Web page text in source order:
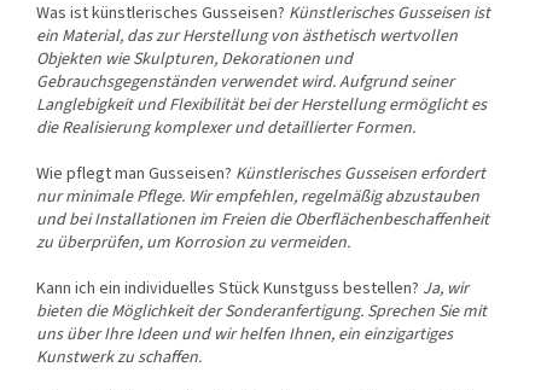
Was ist künstlerisches Gusseisen? Künstlerisches Gusseisen ist
ein Material, das zur Herstellung von ästhetisch wertvollen
Objekten wie Skulpturen, Dekorationen und
Gebrauchsgegenständen verwendet wird. Aufgrund seiner
Langlebigkeit und Flexibilität bei der Herstellung ermöglicht es
die Realisierung komplexer und detaillierter Formen.
Wie pflegt man Gusseisen? Künstlerisches Gusseisen erfordert
nur minimale Pflege. Wir empfehlen, regelmäßig abzustauben
und bei Installationen im Freien die Oberflächenbeschaffenheit
zu überprüfen, um Korrosion zu vermeiden.
Kann ich ein individuelles Stück Kunstguss bestellen? Ja, wir
bieten die Möglichkeit der Sonderanfertigung. Sprechen Sie mit
uns über Ihre Ideen und wir helfen Ihnen, ein einzigartiges
Kunstwerk zu schaffen.